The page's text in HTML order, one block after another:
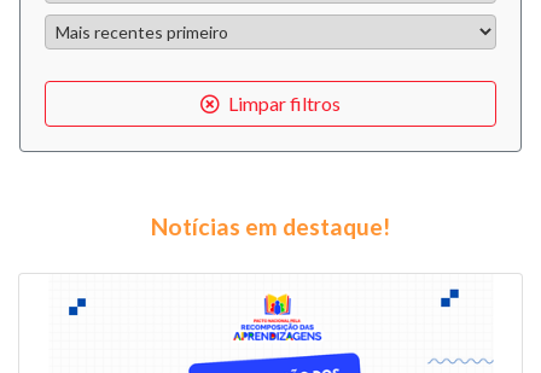
Limpar filtros
Notícias em destaque!